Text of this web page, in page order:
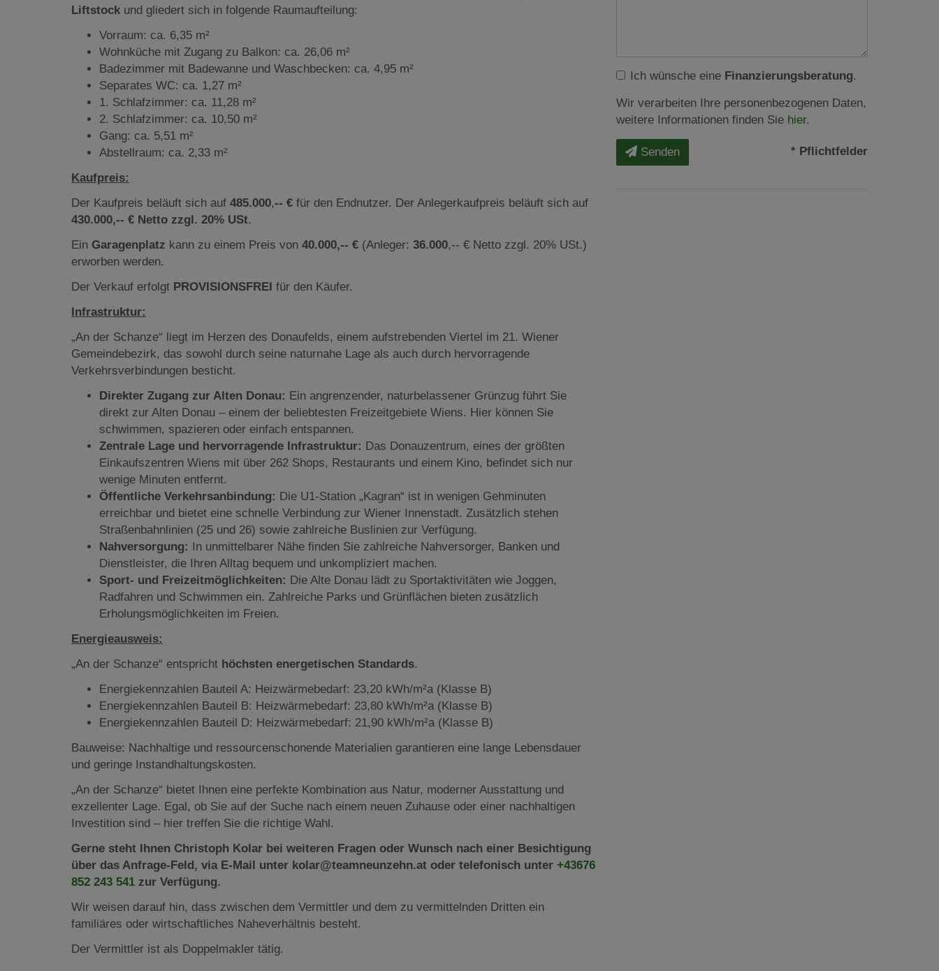
Liftstock und gliedert sich in folgende Raumaufteilung:
Vorraum: ca. 6,35 m²
Wohnküche mit Zugang zu Balkon: ca. 26,06 m²
Badezimmer mit Badewanne und Waschbecken: ca. 4,95 m²
Separates WC: ca. 1,27 m²
1. Schlafzimmer: ca. 11,28 m²
2. Schlafzimmer: ca. 10,50 m²
Gang: ca. 5,51 m²
Abstellraum: ca. 2,33 m²
Kaufpreis:
Der Kaufpreis beläuft sich auf 485.000,-- € für den Endnutzer. Der Anlegerkaufpreis beläuft sich auf
430.000,-- € Netto zzgl. 20% USt.
Ein Garagenplatz kann zu einem Preis von 40.000,-- € (Anleger: 36.000,-- € Netto zzgl. 20% USt.)
erworben werden.
Der Verkauf erfolgt PROVISIONSFREI für den Käufer.
Infrastruktur:
„An der Schanze“ liegt im Herzen des Donaufelds, einem aufstrebenden Viertel im 21. Wiener
Gemeindebezirk, das sowohl durch seine naturnahe Lage als auch durch hervorragende
Verkehrsverbindungen besticht.
Direkter Zugang zur Alten Donau: Ein angrenzender, naturbelassener Grünzug führt Sie
direkt zur Alten Donau – einem der beliebtesten Freizeitgebiete Wiens. Hier können Sie
schwimmen, spazieren oder einfach entspannen.
Zentrale Lage und hervorragende Infrastruktur: Das Donauzentrum, eines der größten
Einkaufszentren Wiens mit über 262 Shops, Restaurants und einem Kino, befindet sich nur
wenige Minuten entfernt.
Öffentliche Verkehrsanbindung: Die U1-Station „Kagran“ ist in wenigen Gehminuten
erreichbar und bietet eine schnelle Verbindung zur Wiener Innenstadt. Zusätzlich stehen
Straßenbahnlinien (25 und 26) sowie zahlreiche Buslinien zur Verfügung.
Nahversorgung: In unmittelbarer Nähe finden Sie zahlreiche Nahversorger, Banken und
Dienstleister, die Ihren Alltag bequem und unkompliziert machen.
Sport- und Freizeitmöglichkeiten: Die Alte Donau lädt zu Sportaktivitäten wie Joggen,
Radfahren und Schwimmen ein. Zahlreiche Parks und Grünflächen bieten zusätzlich
Erholungsmöglichkeiten im Freien.
Energieausweis:
„An der Schanze“ entspricht höchsten energetischen Standards.
Energiekennzahlen Bauteil A: Heizwärmebedarf: 23,20 kWh/m²a (Klasse B)
Energiekennzahlen Bauteil B: Heizwärmebedarf: 23,80 kWh/m²a (Klasse B)
Energiekennzahlen Bauteil D: Heizwärmebedarf: 21,90 kWh/m²a (Klasse B)
Bauweise: Nachhaltige und ressourcenschonende Materialien garantieren eine lange Lebensdauer
und geringe Instandhaltungskosten.
„An der Schanze“ bietet Ihnen eine perfekte Kombination aus Natur, moderner Ausstattung und
exzellenter Lage. Egal, ob Sie auf der Suche nach einem neuen Zuhause oder einer nachhaltigen
Investition sind – hier treffen Sie die richtige Wahl.
Gerne steht Ihnen Christoph Kolar bei weiteren Fragen oder Wunsch nach einer Besichtigung
über das Anfrage-Feld, via E-Mail unter kolar@teamneunzehn.at oder telefonisch unter +43676
852 243 541 zur Verfügung.
Wir weisen darauf hin, dass zwischen dem Vermittler und dem zu vermittelnden Dritten ein
familiäres oder wirtschaftliches Naheverhältnis besteht.
Der Vermittler ist als Doppelmakler tätig.
Ich wünsche eine Finanzierungsberatung.
Wir verarbeiten Ihre personenbezogenen Daten,
weitere Informationen finden Sie hier.
Senden * Pflichtfelder